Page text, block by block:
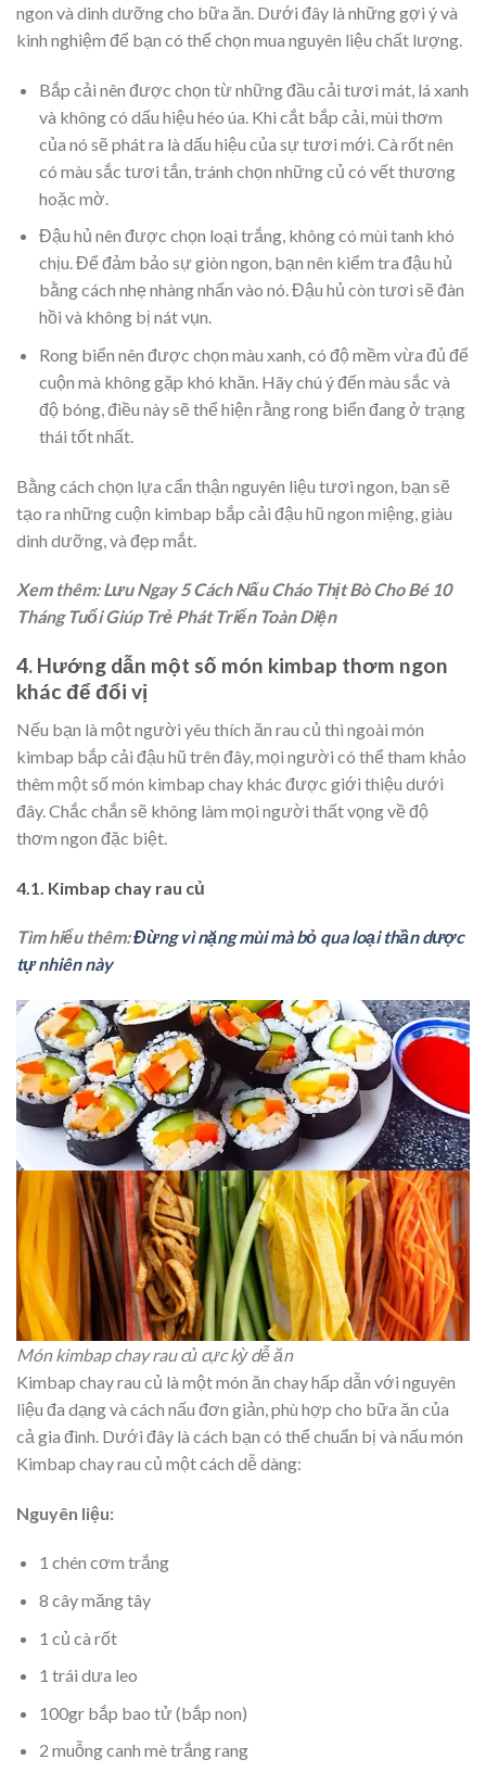
ngon và dinh dưỡng cho bữa ăn. Dưới đây là những gợi ý và
kinh nghiệm để bạn có thể chọn mua nguyên liệu chất lượng.
Bắp cải nên được chọn từ những đầu cải tươi mát, lá xanh
và không có dấu hiệu héo úa. Khi cắt bắp cải, mùi thơm
của nó sẽ phát ra là dấu hiệu của sự tươi mới. Cà rốt nên
có màu sắc tươi tắn, tránh chọn những củ có vết thương
hoặc mờ.
Đậu hủ nên được chọn loại trắng, không có mùi tanh khó
chịu. Để đảm bảo sự giòn ngon, bạn nên kiểm tra đậu hủ
bằng cách nhẹ nhàng nhấn vào nó. Đậu hủ còn tươi sẽ đàn
hồi và không bị nát vụn.
Rong biển nên được chọn màu xanh, có độ mềm vừa đủ để
cuộn mà không gặp khó khăn. Hãy chú ý đến màu sắc và
độ bóng, điều này sẽ thể hiện rằng rong biển đang ở trạng
thái tốt nhất.
Bằng cách chọn lựa cẩn thận nguyên liệu tươi ngon, bạn sẽ
tạo ra những cuộn kimbap bắp cải đậu hũ ngon miệng, giàu
dinh dưỡng, và đẹp mắt.
Xem thêm: Lưu Ngay 5 Cách Nấu Cháo Thịt Bò Cho Bé 10
Tháng Tuổi Giúp Trẻ Phát Triển Toàn Diện
4. Hướng dẫn một số món kimbap thơm ngon
khác để đổi vị
Nếu bạn là một người yêu thích ăn rau củ thì ngoài món
kimbap bắp cải đậu hũ trên đây, mọi người có thể tham khảo
thêm một số món kimbap chay khác được giới thiệu dưới
đây. Chắc chắn sẽ không làm mọi người thất vọng về độ
thơm ngon đặc biệt.
4.1. Kimbap chay rau củ
Tìm hiểu thêm:Đừng vì nặng mùi mà bỏ qua loại thần dược
tự nhiên này
Món kimbap chay rau củ cực kỳ dễ ăn
Kimbap chay rau củ là một món ăn chay hấp dẫn với nguyên
liệu đa dạng và cách nấu đơn giản, phù hợp cho bữa ăn của
cả gia đình. Dưới đây là cách bạn có thể chuẩn bị và nấu món
Kimbap chay rau củ một cách dễ dàng:
Nguyên liệu:
1 chén cơm trắng
8 cây măng tây
1 củ cà rốt
1 trái dưa leo
100gr bắp bao tử (bắp non)
2 muỗng canh mè trắng rang